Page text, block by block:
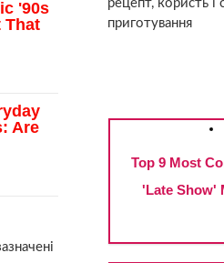
рецепт, користь і
приготування